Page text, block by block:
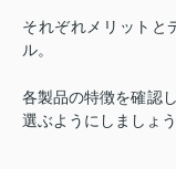
それぞれメリットと
ル。
各製品の特徴を確認
選ぶようにしましょう